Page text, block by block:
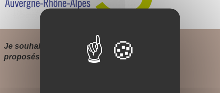
Je souhaite recevoir par e-mail les évènements
proposés par l’Appart74.